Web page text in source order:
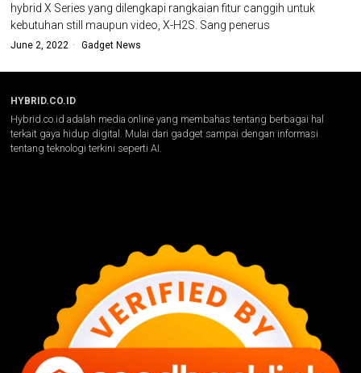
hybrid X Series yang dilengkapi rangkaian fitur canggih untuk
kebutuhan still maupun video, X-H2S. Sang penerus
June 2, 2022 Gadget News
HYBRID.CO.ID
Hybrid.co.id adalah media online yang membahas tentang berbagai hal
terkait gaya hidup digital. Mulai dari gadget sampai dengan informasi
tentang teknologi terkini seperti AI.